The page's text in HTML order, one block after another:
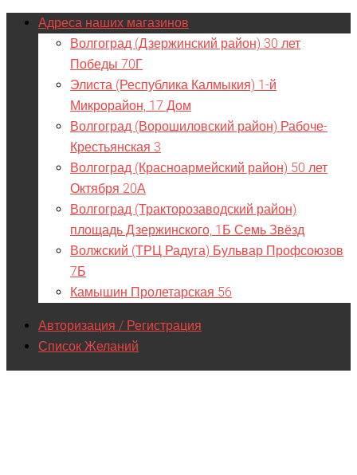
Адреса наших магазинов
Волгоград (Дзержинский район) 30 лет
Победы 70Г
Элиста (Республика Калмыкия) 1-й
Микрорайон, 17 Дом
Волгоград (Ворошиловский район) Рабоче-
Крестьянская 3
Волгоград (Красноармейский район) 50 лет
Октября 20А
Волгоград (Тракторозаводский район)
площадь Дзержинского, 1Б Семь Звёзд
Волжский (ТРЦ Радуга) Бульвар Профсоюзов
7Б
Камышин Пролетарская 56
Авторизация / Регистрация
Список Желаний